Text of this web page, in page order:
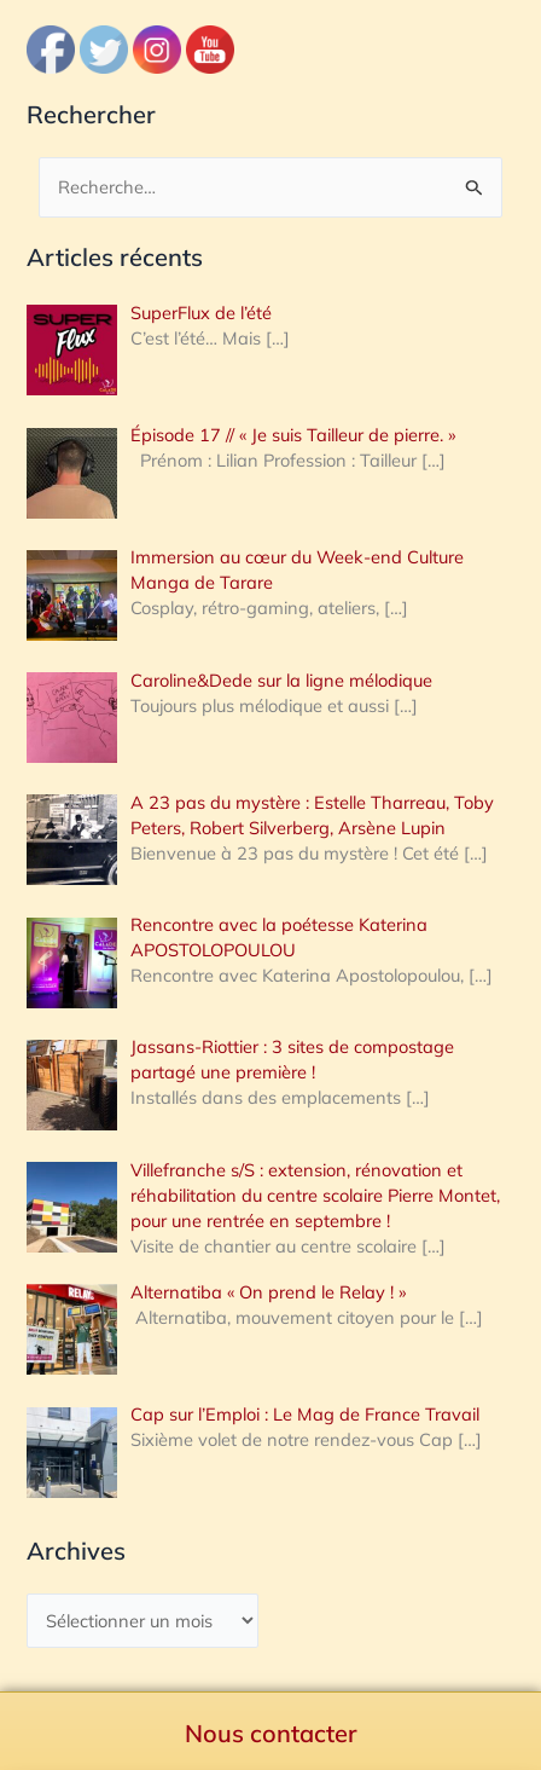
Rechercher
c
e
r
c
h
e
:
Articles récents
SuperFlux de l’été
C’est l’été… Mais […]
Épisode 17 // « Je suis Tailleur de pierre. »
Prénom : Lilian Profession : Tailleur […]
Immersion au cœur du Week-end Culture
Manga de Tarare
Cosplay, rétro-gaming, ateliers, […]
Caroline&Dede sur la ligne mélodique
Toujours plus mélodique et aussi […]
A 23 pas du mystère : Estelle Tharreau, Toby
Peters, Robert Silverberg, Arsène Lupin
Bienvenue à 23 pas du mystère ! Cet été […]
Rencontre avec la poétesse Katerina
APOSTOLOPOULOU
Rencontre avec Katerina Apostolopoulou, […]
Jassans-Riottier : 3 sites de compostage
partagé une première !
Installés dans des emplacements […]
Villefranche s/S : extension, rénovation et
réhabilitation du centre scolaire Pierre Montet,
pour une rentrée en septembre !
Visite de chantier au centre scolaire […]
Alternatiba « On prend le Relay ! »
Alternatiba, mouvement citoyen pour le […]
Cap sur l’Emploi : Le Mag de France Travail
Sixième volet de notre rendez-vous Cap […]
Archives
Nous contacter